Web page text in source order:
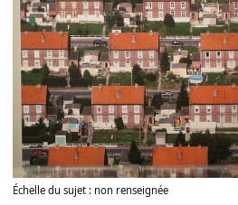
Échelle du sujet : non renseignée